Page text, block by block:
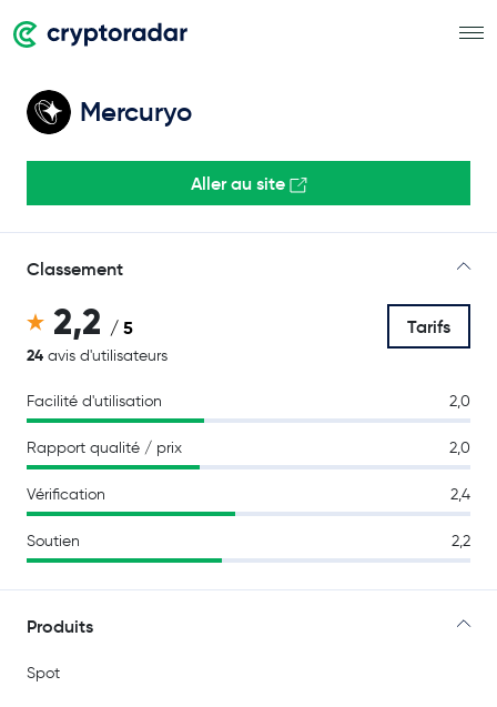
Mercuryo
Aller au site
Classement
2,2 / 5
24 avis d'utilisateurs
Tarifs
Facilité d'utilisation 2,0
Rapport qualité / prix 2,0
Vérification 2,4
Soutien 2,2
Produits
Spot